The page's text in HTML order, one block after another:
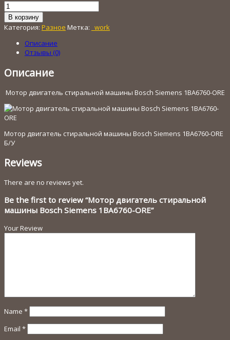
Количество
товара
Мотор
двигатель
стиральной
машины
Siemens
1BA6760-
ORE
В корзину
Категория: Разное Метка: _work
Описание
Отзывы (0)
Описание
Мотор двигатель стиральной машины Bosch Siemens 1BA6760-ORE
Мотор двигатель стиральной машины Bosch Siemens 1BA6760-ORE
Б/У
Reviews
There are no reviews yet.
Be the first to review “Мотор двигатель стиральной
машины Bosch Siemens 1BA6760-ORE”
Your Review
Name *
Email *